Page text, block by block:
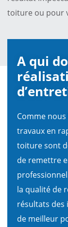
toiture ou pour
A qui
Comme
travaux en
toiture sont
de remettre
la qualité de
résultats des
de meilleur